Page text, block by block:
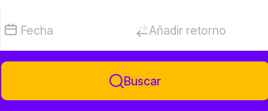
Fecha Añadir retorno
Buscar